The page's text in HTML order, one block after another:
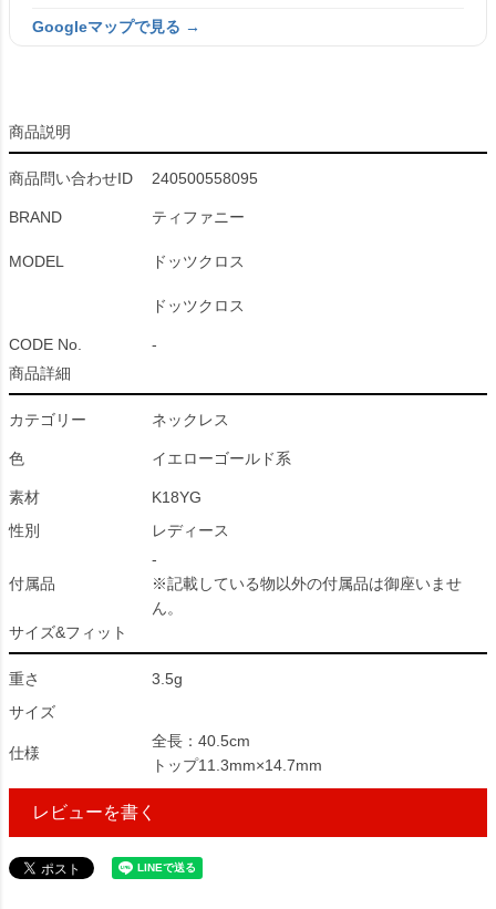
Googleマップで見る →
商品説明
商品問い合わせID 240500558095
BRAND ティファニー
MODEL ドッツクロス
ドッツクロス
CODE No.
-
商品詳細
カテゴリー ネックレス
色 イエローゴールド系
素材
K18YG
性別
レディース
付属品
-
※記載している物以外の付属品は御座いませ
ん。
サイズ&フィット
重さ
3.5g
サイズ
仕様
全長：40.5cm
トップ11.3mm×14.7mm
レビューを書く